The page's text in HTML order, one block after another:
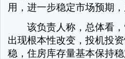
用，进一步稳定市场预期
该负责人称，总体看，“
出现根本性改变，投机投
稳，住房库存量基本保持